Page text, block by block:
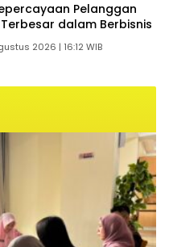
Pelanggan
dalam Berbisnis
2026 | 16:12 WIB